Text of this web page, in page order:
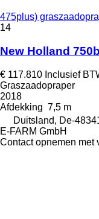
475plus)
14
New Holland
€ 117.810 Inclusief
Graszaadopraper
2018
Afdekking 7,5 m
Duitsland, De-
E-FARM GmbH
Contact opnemen met